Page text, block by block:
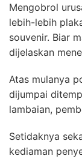
Mengobrol
lebih-lebih
souvenir. Biar
dijelaskan
Atas mulanya
dijumpai
lambaian,
Setidaknya
kediaman